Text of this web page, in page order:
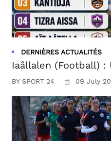
DERNIÈRES ACTUALITÉS
Iaâllalen (Football) :
BY SPORT 24 09 July